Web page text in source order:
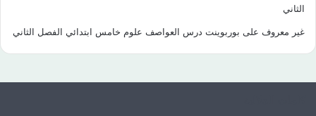
الثاني
غير معروف على بوربوينت درس العواصف علوم خامس ابتدائي الفصل الثاني